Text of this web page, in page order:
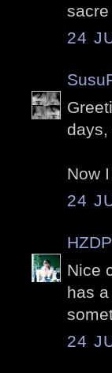
24
days,
Now
24
HZDP
Nice
has
24